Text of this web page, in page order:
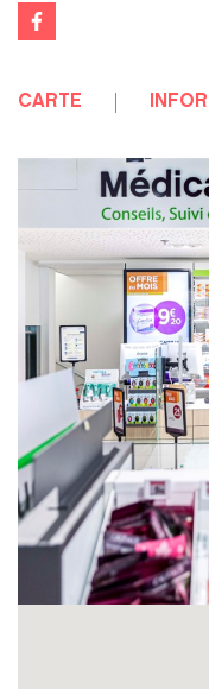
CARTE